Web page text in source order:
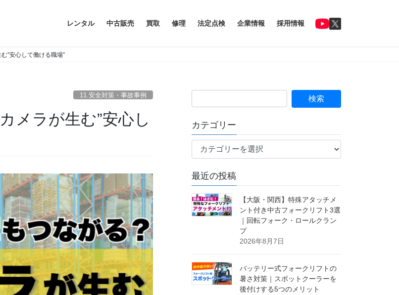
レンタル 中古販売 買取 修理 法定点検 企業情報 採用情報
”安心して働ける職場”
11.安全対策・事故事例
メラが生む”安心し
カテゴリー
テ
リ
ー
最近の投稿
【大阪・関西】特殊アタッチメ
ント付き中古フォークリフト3選
｜回転フォーク・ロールクラン
プ
2026年8月7日
バッテリー式フォークリフトの
暑さ対策｜スポットクーラーを
後付けする5つのメリット